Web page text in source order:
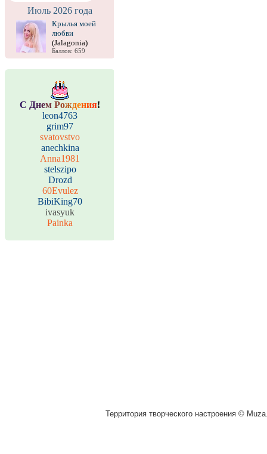
Июль 2026 года
Крылья моей
любви
(Jalagonia)
Баллов: 659
С Днем Рождения!
leon4763
grim97
svatovstvo
anechkina
Anna1981
stelszipo
Drozd
60Evulez
BibiKing70
ivasyuk
Painka
Территория творческого настроения ©